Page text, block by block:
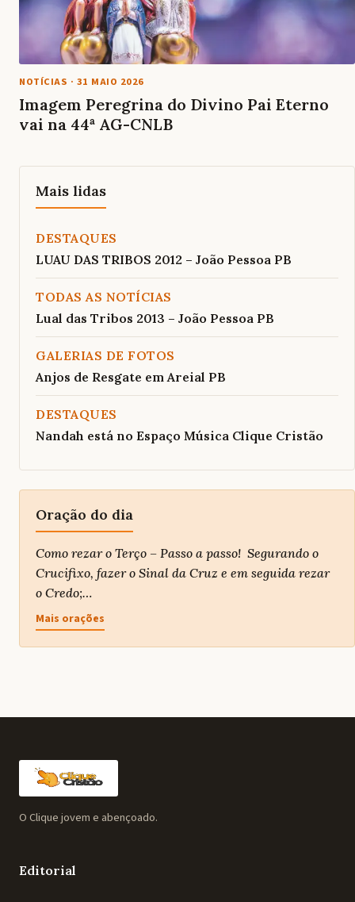
NOTÍCIAS · 31 MAIO 2026
Imagem Peregrina do Divino Pai Eterno
vai na 44ª AG-CNLB
Mais lidas
DESTAQUES
LUAU DAS TRIBOS 2012 – João Pessoa PB
TODAS AS NOTÍCIAS
Lual das Tribos 2013 – João Pessoa PB
GALERIAS DE FOTOS
Anjos de Resgate em Areial PB
DESTAQUES
Nandah está no Espaço Música Clique Cristão
Oração do dia
Como rezar o Terço – Passo a passo! Segurando o
Crucifixo, fazer o Sinal da Cruz e em seguida rezar
o Credo;…
Mais orações
O Clique jovem e abençoado.
Editorial